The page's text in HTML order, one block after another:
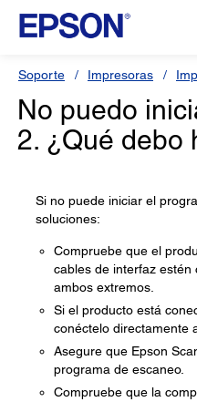
Soporte Impresoras
No puedo
2. ¿Qué debo
Si no puede iniciar el
soluciones:
Compruebe que el
cables de interfaz estén
ambos extremos.
Si el producto está
conéctelo directamente
Asegure que Epson
programa de escaneo.
Compruebe que la